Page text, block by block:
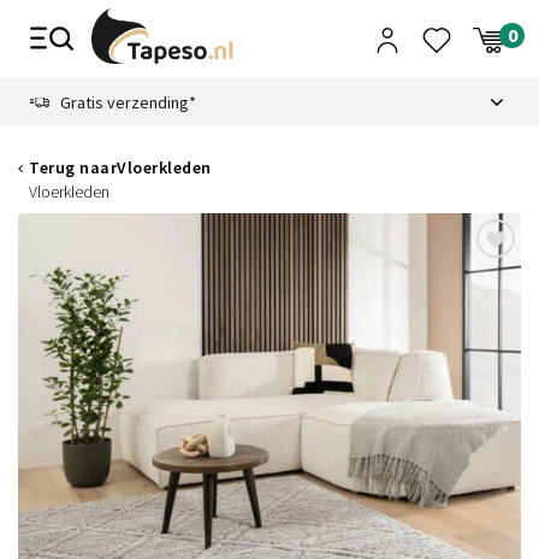
Gratis verzending*
Terug naarVloerkleden
Vloerkleden